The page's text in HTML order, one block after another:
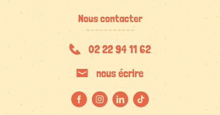
Nous contacter
02 22 94 11 62
nous écrire